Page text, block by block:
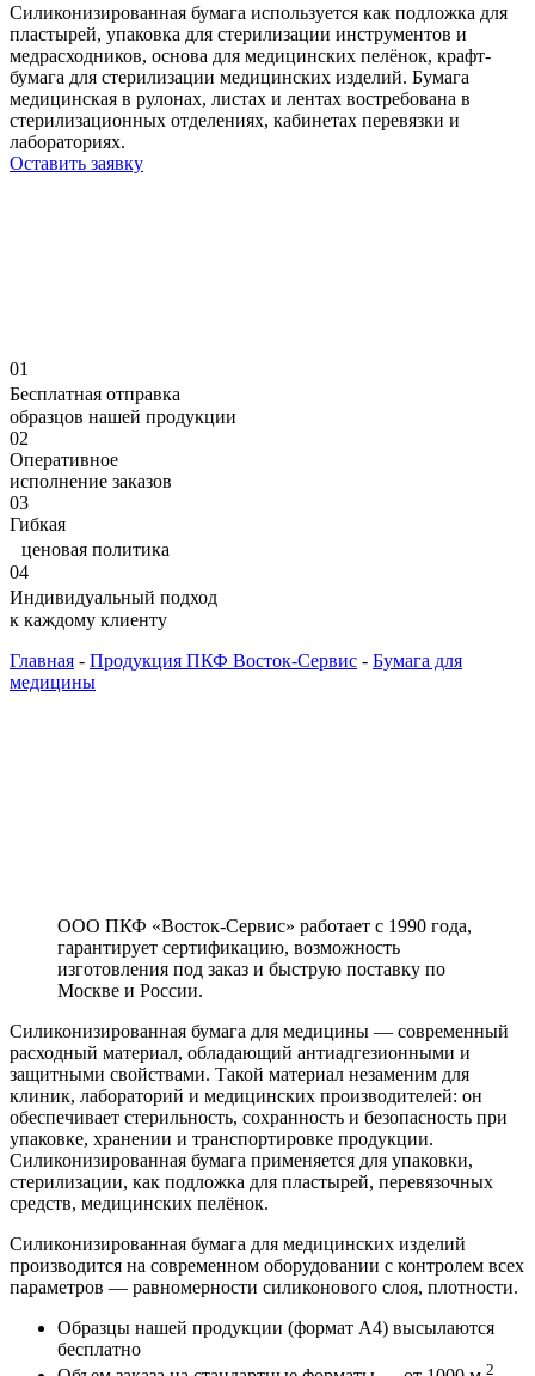
Силиконизированная бумага используется как подложка для
пластырей, упаковка для стерилизации инструментов и
медрасходников, основа для медицинских пелёнок, крафт-
бумага для стерилизации медицинских изделий. Бумага
медицинская в рулонах, листах и лентах востребована в
стерилизационных отделениях, кабинетах перевязки и
лабораториях.
Оставить заявку
01
Бесплатная отправка
образцов нашей продукции
02
Оперативное
исполнение заказов
03
Гибкая
ценовая политика
04
Индивидуальный подход
к каждому клиенту
Главная - Продукция ПКФ Восток-Сервис - Бумага для
медицины
ООО ПКФ «Восток-Сервис» работает с 1990 года,
гарантирует сертификацию, возможность
изготовления под заказ и быструю поставку по
Москве и России.
Силиконизированная бумага для медицины — современный
расходный материал, обладающий антиадгезионными и
защитными свойствами. Такой материал незаменим для
клиник, лабораторий и медицинских производителей: он
обеспечивает стерильность, сохранность и безопасность при
упаковке, хранении и транспортировке продукции.
Силиконизированная бумага применяется для упаковки,
стерилизации, как подложка для пластырей, перевязочных
средств, медицинских пелёнок.
Силиконизированная бумага для медицинских изделий
производится на современном оборудовании с контролем всех
параметров — равномерности силиконового слоя, плотности.
Образцы нашей продукции (формат А4) высылаются
бесплатно
2